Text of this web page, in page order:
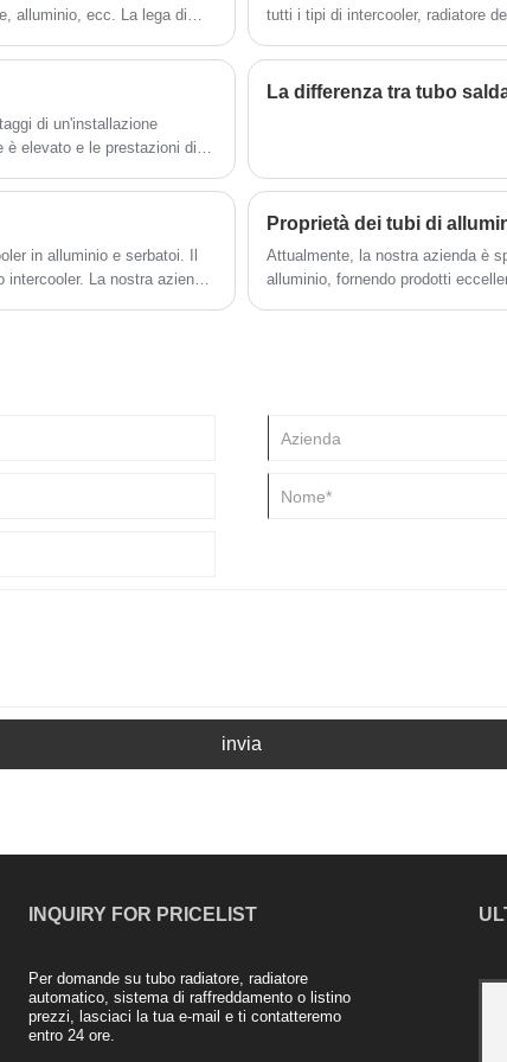
alluminio, ecc. La lega di
come forza e
nella lavorazione e
tutti i tipi di intercooler, radiatore
completi sul mercato, possono
c'è domanda, puoi contattarci in
di un'installazione
elevato e le prestazioni di
sulle proprie esigenze.
La differenza tra tubo
in alluminio e serbatoi. Il
intercooler. La nostra azienda
Proprietà dei tubi di
Attualmente, la nostra azienda è
alluminio, fornendo prodotti
e dimensioni, benvenuti a chiedere
invia
INQUIRY FOR PRICELIST
Per domande su tubo radiatore, radiatore
automatico, sistema di raffreddamento o listino
prezzi, lasciaci la tua e-mail e ti contatteremo
entro 24 ore.
Radiatore in alluminio dell'azienda Nanjing
Majestic